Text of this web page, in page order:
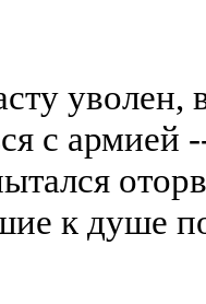
уволен,
с армией
к душе